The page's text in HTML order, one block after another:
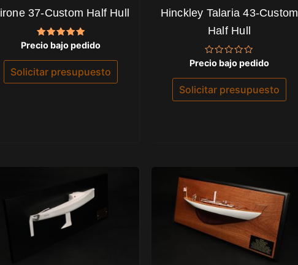
37-Custom Half Hull
Valorado
con
5.00
Precio bajo pedido
Solicitar presupuesto
Hinckley Talaria 43-Custom
Half Hull
Valorado
con
0
de
5
Precio bajo pedido
Solicitar presupuesto